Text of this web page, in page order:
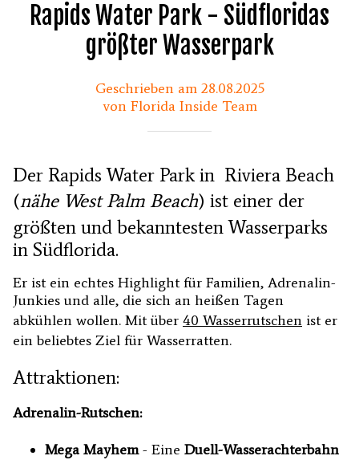
Rapids Water Park - Südfloridas
größter Wasserpark
Geschrieben am 28.08.2025
von Florida Inside Team
Der Rapids Water Park in Riviera Beach
(nähe West Palm Beach) ist einer der
größten und bekanntesten Wasserparks
in Südflorida.
Er ist ein echtes Highlight für Familien, Adrenalin-
Junkies und alle, die sich an heißen Tagen
abkühlen wollen. Mit über 40 Wasserrutschen ist er
ein beliebtes Ziel für Wasserratten.
Attraktionen:
Adrenalin-Rutschen:
Mega Mayhem- Eine Duell-Wasserachterbahn